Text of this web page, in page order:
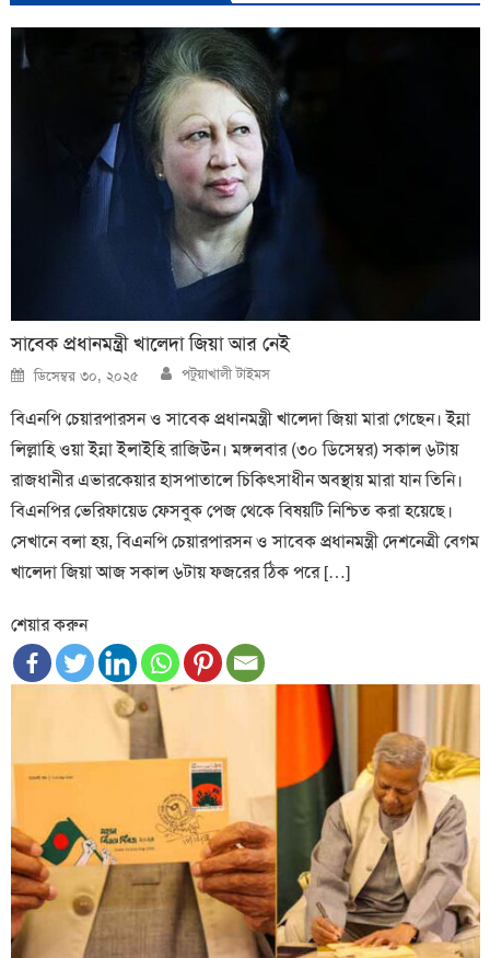
সাবেক প্রধানমন্ত্রী খালেদা জিয়া আর নেই
Posted
on
ডিসেম্বর ৩০, ২০২৫ Author
পটুয়াখালী টাইমস
বিএনপি চেয়ারপারসন ও সাবেক প্রধানমন্ত্রী খালেদা জিয়া মারা গেছেন। ইন্না
লিল্লাহি ওয়া ইন্না ইলাইহি রাজিউন। মঙ্গলবার (৩০ ডিসেম্বর) সকাল ৬টায়
রাজধানীর এভারকেয়ার হাসপাতালে চিকিৎসাধীন অবস্থায় মারা যান তিনি।
বিএনপির ভেরিফায়েড ফেসবুক পেজ থেকে বিষয়টি নিশ্চিত করা হয়েছে।
সেখানে বলা হয়, বিএনপি চেয়ারপারসন ও সাবেক প্রধানমন্ত্রী দেশনেত্রী বেগম
খালেদা জিয়া আজ সকাল ৬টায় ফজরের ঠিক পরে […]
শেয়ার করুন